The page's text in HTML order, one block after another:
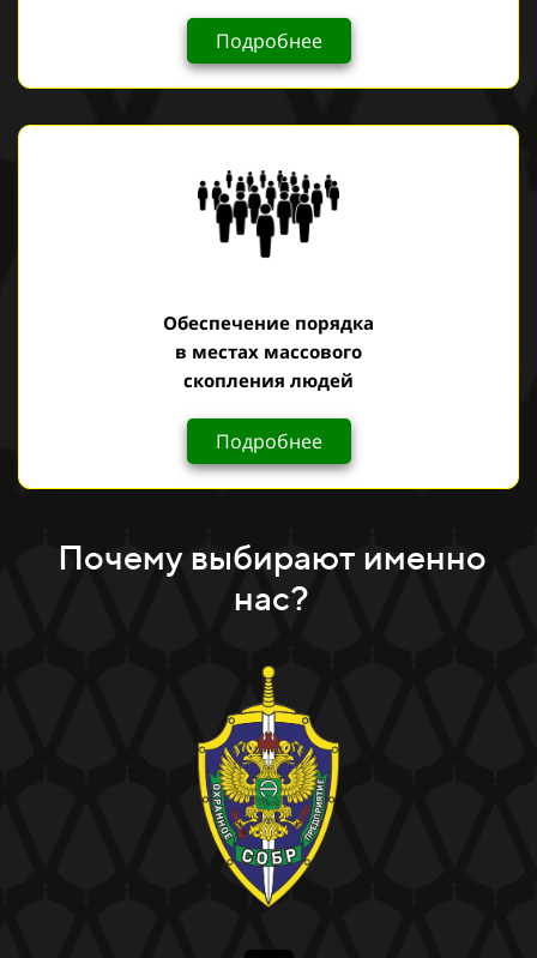
Подробнее
Обеспечение порядка
в местах массового
скопления людей
Подробнее
Почему выбирают именно
нас?